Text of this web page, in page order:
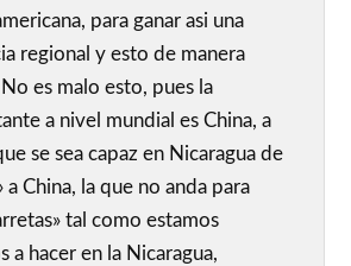
para ganar asi una
regional y esto de manera
es malo esto, pues la
a nivel mundial es China, a
se sea capaz en Nicaragua de
China, la que no anda para
tal como estamos
a hacer en la Nicaragua,